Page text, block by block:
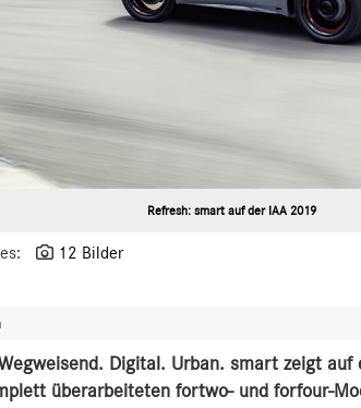
Refresh: smart auf der IAA 2019
12 Bilder
Digital. Urban. smart zeigt
überarbeiteten fortwo- und forfour-